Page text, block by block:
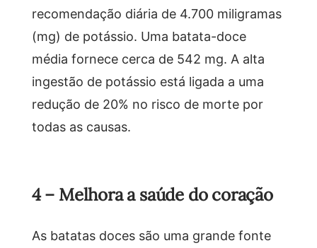
recomendação diária de 4.700 miligramas
(mg) de potássio. Uma batata-doce
média fornece cerca de 542 mg. A alta
ingestão de potássio está ligada a uma
redução de 20% no risco de morte por
todas as causas.
4 – Melhora a saúde do coração
As batatas doces são uma grande fonte